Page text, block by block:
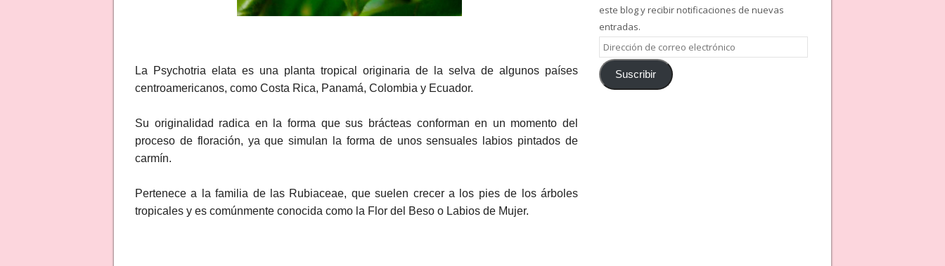
La Psychotria elata es una planta tropical originaria de la selva de algunos países
centroamericanos, como Costa Rica, Panamá, Colombia y Ecuador.
Su originalidad radica en la forma que sus brácteas conforman en un momento del
proceso de floración, ya que simulan la forma de unos sensuales labios pintados de
carmín.
Pertenece a la familia de las Rubiaceae, que suelen crecer a los pies de los árboles
tropicales y es comúnmente conocida como la Flor del Beso o Labios de Mujer.
este blog y recibir notificaciones de nuevas
entradas.
Dirección
de
correoSuscribir